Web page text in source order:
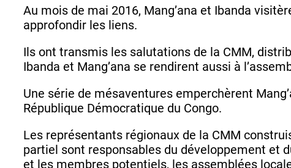
Au mois de mai 2016, Mang’ana et Ibanda
approfondir les liens.
Ils ont transmis les salutations de la CMM,
Ibanda et Mang’ana se rendirent aussi à
Une série de mésaventures emperchèrent
République Démocratique du Congo.
Les représentants régionaux de la CMM
partiel sont responsables du développement et
et les membres potentiels, les assemblées